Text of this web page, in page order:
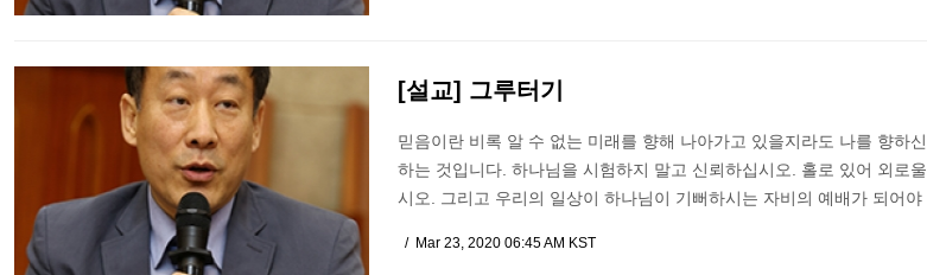
[설교] 그루터기
믿음이란 비록 알 수 없는 미래를 향해 나아가고 있을지라도 나를 향하
하는 것입니다. 하나님을 시험하지 말고 신뢰하십시오. 홀로 있어 외로
시오. 그리고 우리의 일상이 하나님이 기뻐하시는 자비의 예배가 되어
Mar 23, 2020 06:45 AM KST